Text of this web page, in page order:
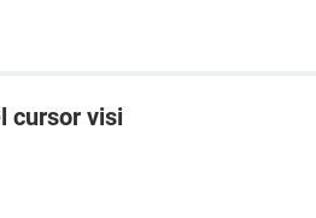
cursor visi